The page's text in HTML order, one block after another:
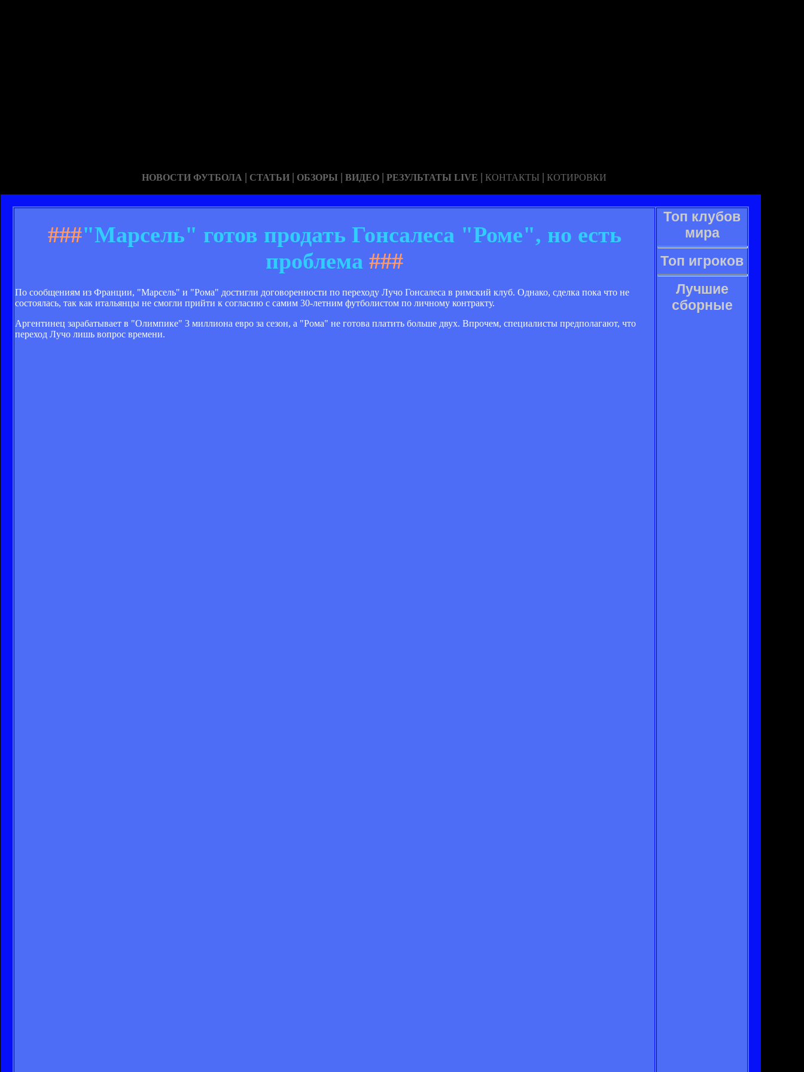
НОВОСТИ ФУТБОЛА | СТАТЬИ | ОБЗОРЫ | ВИДЕО | РЕЗУЛЬТАТЫ LIVE | КОНТАКТЫ | КОТИРОВКИ
###"Марсель" готов продать Гонсалеса "Роме", но есть
проблема ###
По сообщениям из Франции, "Марсель" и "Рома" достигли договоренности по переходу Лучо Гонсалеса в римский клуб. Однако, сделка пока что не
состоялась, так как итальянцы не смогли прийти к согласию с самим 30-летним футболистом по личному контракту.
Аргентинец зарабатывает в "Олимпике" 3 миллиона евро за сезон, а "Рома" не готова платить больше двух. Впрочем, специалисты предполагают, что
переход Лучо лишь вопрос времени.
Топ клубов
мира
Топ игроков
Лучшие
сборные